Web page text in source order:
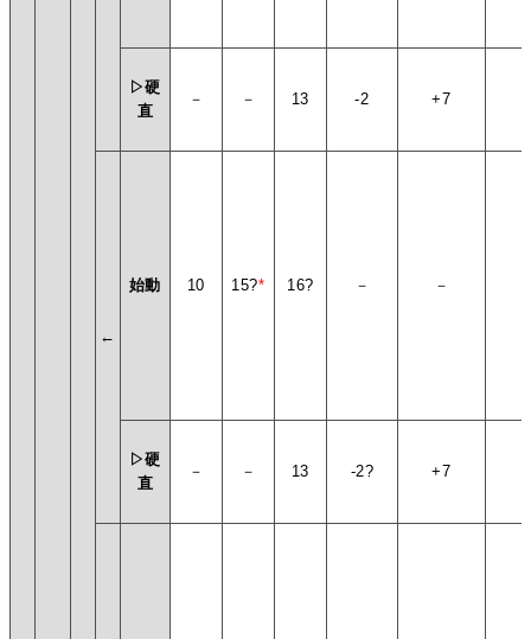
▷硬
直
－ － 13 -2 +7
←
始動 10 15?* 16? － －
▷硬
直
－ － 13 -2? +7